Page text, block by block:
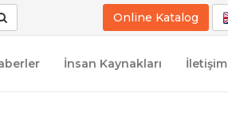
Online Katalog
İnsan Kaynakları İletişim